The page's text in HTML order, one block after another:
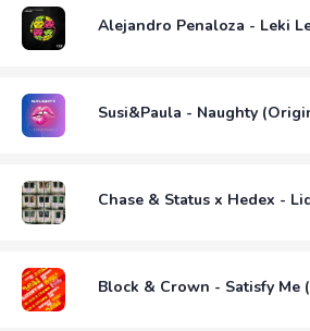
Alejandro Penaloza - Leki
Susi&Paula - Naughty
Chase & Status x Hedex -
Block & Crown - Satisfy Me